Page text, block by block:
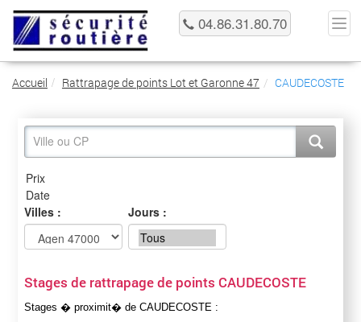
04.86.31.80.70
Accueil Rattrapage de points Lot et Garonne 47 CAUDECOSTE
Villes : Jours :
Stages de rattrapage de points CAUDECOSTE
Stages � proximit� de CAUDECOSTE :